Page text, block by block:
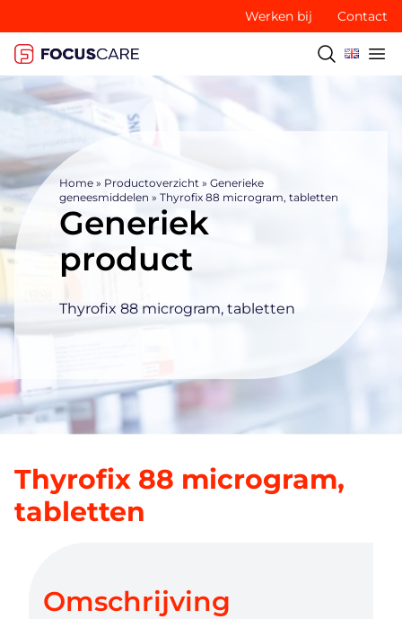
Werken bij Contact
Home » Productoverzicht » Generieke
geneesmiddelen » Thyrofix 88 microgram, tabletten
Generiek
product
Thyrofix 88 microgram, tabletten
Thyrofix 88 microgram,
tabletten
Omschrijving